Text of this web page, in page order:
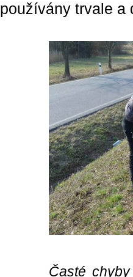
používány trvale a
Časté